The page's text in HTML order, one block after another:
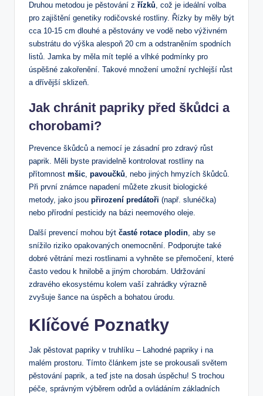
Druhou metodou je pěstování z řízků , což je ideální volba
pro zajištění genetiky rodičovské rostliny. Řízky by měly být
cca 10-15 cm dlouhé a pěstovány ve vodě nebo výživném
substrátu do výška alespoň 20 cm a odstraněním spodních
listů. Jamka by měla mít teplé a vlhké podmínky pro
úspěšné zakořenění. Takové množení umožní rychlejší růst
a dřívější sklizeň.
Jak chránit papriky před škůdci a
chorobami?
Prevence škůdců a nemocí je zásadní pro zdravý růst
paprik. Měli byste pravidelně kontrolovat rostliny na
přítomnost mšic pavoučků , nebo jiných hmyzích škůdců.
Při první známce napadení můžete zkusit biologické
metody, jako jsou přirození predátoři (např. slunéčka)
nebo přírodní pesticidy na bázi neemového oleje.
Další prevencí mohou být časté rotace plodin , aby se
snížilo riziko opakovaných onemocnění. Podporujte také
dobré větrání mezi rostlinami a vyhněte se přemočení, které
často vedou k hnilobě a jiným chorobám. Udržování
zdravého ekosystému kolem vaší zahrádky výrazně
zvyšuje šance na úspěch a bohatou úrodu.
Klíčové Poznatky
Jak pěstovat papriky v truhlíku – Lahodné papriky i na
malém prostoru. Tímto článkem jste se prokousali světem
pěstování paprik, a teď jste na dosah úspěchu! S trochou
péče, správným výběrem odrůd a ovládáním základních